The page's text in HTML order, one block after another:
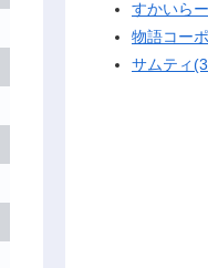
すかいら
物語コー
サムティ